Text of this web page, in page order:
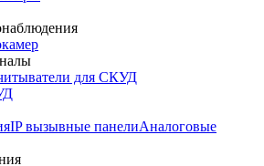
для СКУД
IP вызывные панелиАналоговые